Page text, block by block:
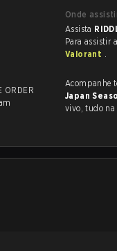
ORDER
Onde
Assista
Para assistir
Valorant .
Acompanhe
Japan
vivo, tudo na